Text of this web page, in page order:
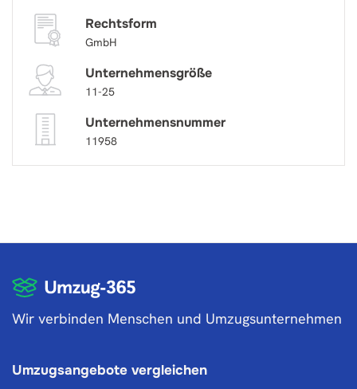
Rechtsform
GmbH
Unternehmensgröße
11-25
Unternehmensnummer
11958
Wir verbinden Menschen und Umzugsunternehmen
Umzugsangebote vergleichen